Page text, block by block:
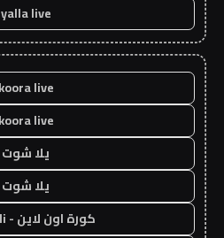
yalla live
koora live
koora live
يلا شوت
يلا شوت
كورة اون لاين - kora onli